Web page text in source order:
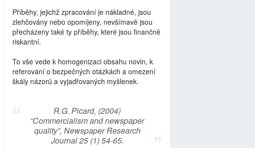
Příběhy, jejichž zpracování je nákladné, jsou
zlehčovány nebo opomíjeny, nevšímavě jsou
přecházeny také ty příběhy, které jsou finančně
riskantní.
To vše vede k homogenizaci obsahu novin, k
referování o bezpečných otázkách a omezení
škály názorů a vyjadřovaných myšlenek.
R.G. Picard, (2004)
“Commercialism and newspaper
quality”, Newspaper Research
Journal 25 (1) 54-65.